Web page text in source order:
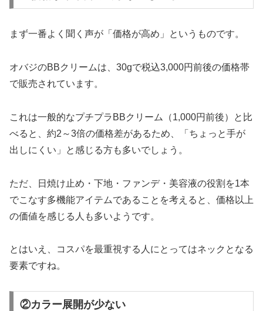
まず一番よく聞く声が「価格が高め」というものです。
オバジのBBクリームは、30gで税込3,000円前後の価格帯
で販売されています。
これは一般的なプチプラBBクリーム（1,000円前後）と比
べると、約2～3倍の価格差があるため、「ちょっと手が
出しにくい」と感じる方も多いでしょう。
ただ、日焼け止め・下地・ファンデ・美容液の役割を1本
でこなす多機能アイテムであることを考えると、価格以上
の価値を感じる人も多いようです。
とはいえ、コスパを最重視する人にとってはネックとなる
要素ですね。
②カラー展開が少ない